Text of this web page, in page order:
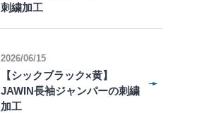
刺繍加工
2026/06/15
【シックブラック×黄】
JAWIN長袖ジャンパーの刺繍
加工